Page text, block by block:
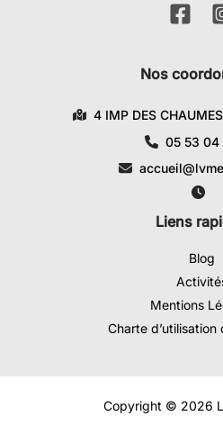
Nos
4 IMP DES
05 53 04
Liens
Blog
Mentions
Charte d’utilisation
Copyright © 2026